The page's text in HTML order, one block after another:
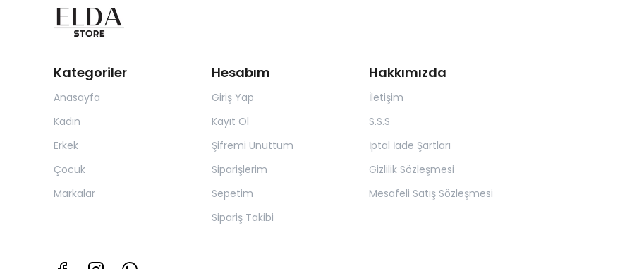
Kategoriler
Anasayfa
Kadın
Erkek
Çocuk
Markalar
Hesabım
Giriş Yap
Kayıt Ol
Şifremi Unuttum
Siparişlerim
Sepetim
Sipariş Takibi
Hakkımızda
İletişim
S.S.S
İptal İade Şartları
Gizlilik Sözleşmesi
Mesafeli Satış Sözleşmesi